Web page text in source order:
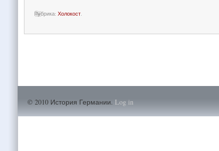
Рубрика: Холокост.
© 2010 История Германии. Log in